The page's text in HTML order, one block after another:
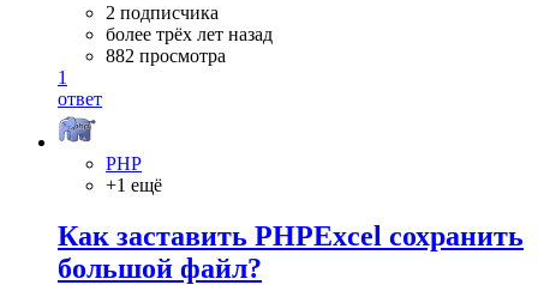
2 подписчика
более трёх лет назад
882 просмотра
1
ответ
PHP
+1 ещё
Как заставить PHPExcel сохранить
большой файл?